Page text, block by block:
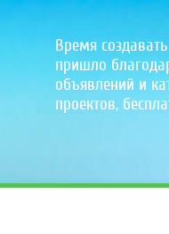
Время
пришло
объявлений и
проектов,